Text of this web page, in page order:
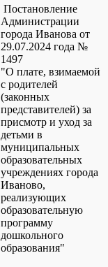
Постановление
Администрации
города Иванова от
29.07.2024 года №
1497
"О плате, взимаемой
с родителей
(законных
представителей) за
присмотр и уход за
детьми в
муниципальных
образовательных
учреждениях города
Иваново,
реализующих
образовательную
программу
дошкольного
образования"